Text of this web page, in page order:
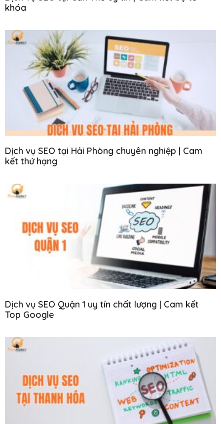
khóa
Dịch vụ SEO tại Hải Phòng chuyên nghiệp | Cam
kết thứ hạng
Dịch vụ SEO Quận 1 uy tín chất lượng | Cam kết
Top Google